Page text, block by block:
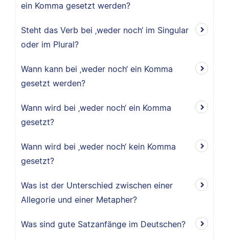
ein Komma gesetzt werden?
Steht das Verb bei ‚weder noch‘ im Singular
oder im Plural?
Wann kann bei ‚weder noch‘ ein Komma
gesetzt werden?
Wann wird bei ‚weder noch‘ ein Komma
gesetzt?
Wann wird bei ‚weder noch‘ kein Komma
gesetzt?
Was ist der Unterschied zwischen einer
Allegorie und einer Metapher?
Was sind gute Satzanfänge im Deutschen?